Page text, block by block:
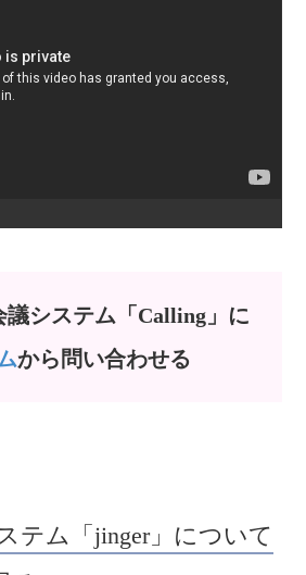
議システム「Calling」に
から問い合わせる
テム「jinger」について